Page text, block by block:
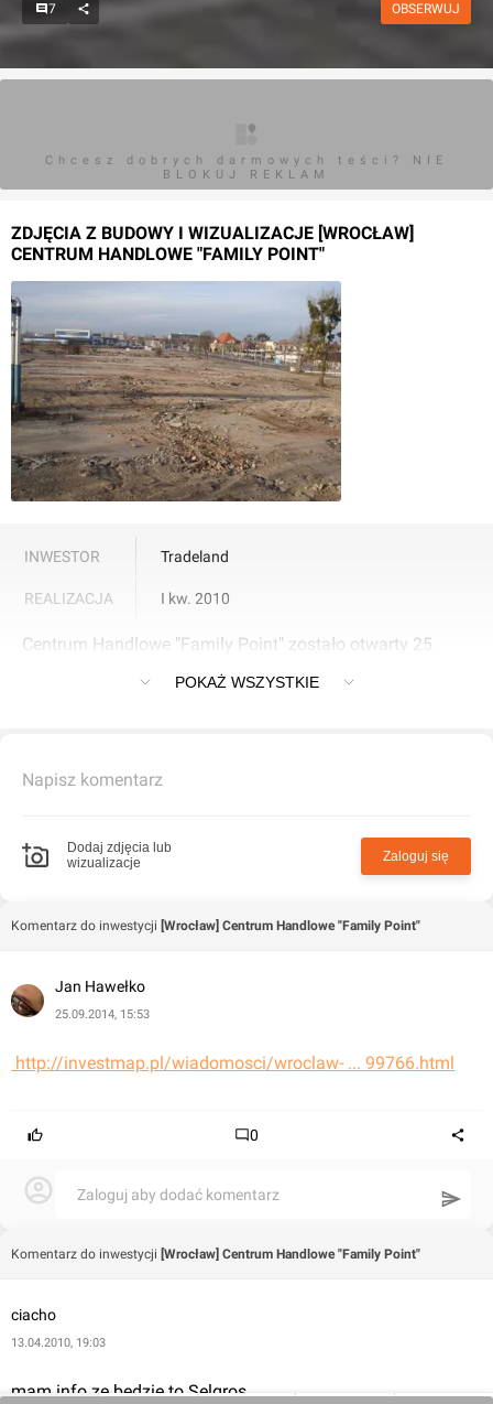
7 OBSERWUJ
Chcesz dobrych darmowych teści? NIE
BLOKUJ REKLAM
ZDJĘCIA Z BUDOWY I WIZUALIZACJE [WROCŁAW]
CENTRUM HANDLOWE "FAMILY POINT"
INWESTOR Tradeland
REALIZACJA I kw. 2010
Centrum Handlowe "Family Point" zostało otwarty 25
marca 2010 r. jako pierwszy w Polsce
POKAŻ WSZYSTKIE
Napisz komentarz
Dodaj zdjęcia lub
wizualizacje
Zaloguj się
Komentarz do inwestycji [Wrocław] Centrum Handlowe "Family Point"
Jan Hawełko
25.09.2014, 15:53
http://investmap.pl/wiadomosci/wroclaw- ... 99766.html
0
Zaloguj aby dodać komentarz
Komentarz do inwestycji [Wrocław] Centrum Handlowe "Family Point"
ciacho
13.04.2010, 19:03
mam info ze bedzie to Selgros